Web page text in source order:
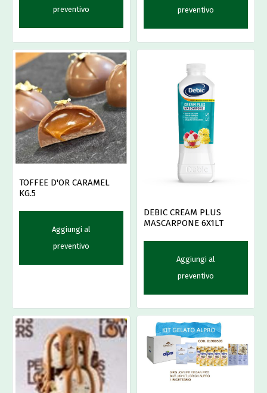
preventivo
preventivo
TOFFEE D'OR CARAMEL
KG.5
Aggiungi al
preventivo
DEBIC CREAM PLUS
MASCARPONE 6X1LT
Aggiungi al
preventivo